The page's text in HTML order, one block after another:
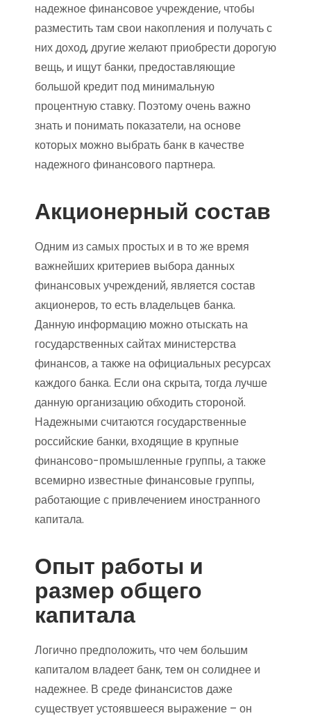
надежное финансовое учреждение, чтобы
разместить там свои накопления и получать с
них доход, другие желают приобрести дорогую
вещь, и ищут банки, предоставляющие
большой кредит под минимальную
процентную ставку. Поэтому очень важно
знать и понимать показатели, на основе
которых можно выбрать банк в качестве
надежного финансового партнера.
Акционерный состав
Одним из самых простых и в то же время
важнейших критериев выбора данных
финансовых учреждений, является состав
акционеров, то есть владельцев банка.
Данную информацию можно отыскать на
государственных сайтах министерства
финансов, а также на официальных ресурсах
каждого банка. Если она скрыта, тогда лучше
данную организацию обходить стороной.
Надежными считаются государственные
российские банки, входящие в крупные
финансово-промышленные группы, а также
всемирно известные финансовые группы,
работающие с привлечением иностранного
капитала.
Опыт работы и
размер общего
капитала
Логично предположить, что чем большим
капиталом владеет банк, тем он солиднее и
надежнее. В среде финансистов даже
существует устоявшееся выражение – он